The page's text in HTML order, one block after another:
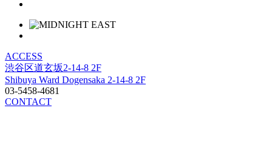
ACCESS
渋谷区道玄坂2-14-8 2F
Shibuya Ward Dogensaka 2-14-8 2F
03-5458-4681
CONTACT